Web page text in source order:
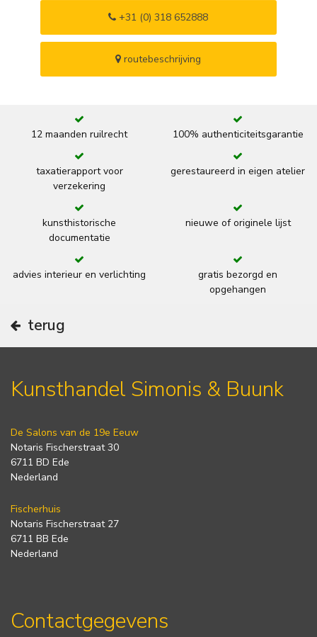
+31 (0) 318 652888
routebeschrijving
12 maanden ruilrecht 100% authenticiteitsgarantie
taxatierapport voor
verzekering
gerestaureerd in eigen atelier
kunsthistorische
documentatie
nieuwe of originele lijst
advies interieur en verlichting
gratis bezorgd en
opgehangen
terug
Kunsthandel Simonis & Buunk
De Salons van de 19e Eeuw
Notaris Fischerstraat 30
6711 BD Ede
Nederland
Fischerhuis
Notaris Fischerstraat 27
6711 BB Ede
Nederland
Contactgegevens